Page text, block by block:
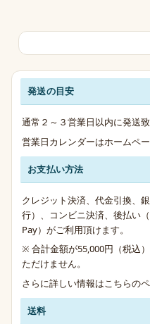
発送・お支払い・送料のご
発送の目安
通常２～３営業日以内に発送致
営業日カレンダーはホームペ
お支払い方法
クレジット決済、代金引換、
行）、コンビニ決済、後払い
Pay）がご利用頂けます。
※ 合計金額が55,000円（税込
ただけません。
さらに詳しい情報は こちらの
送料